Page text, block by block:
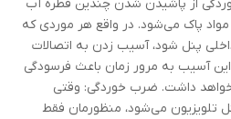
از پاشیدن شدن چندین قطره آب
مواد پاک می‌شود. در واقع هر موردی که
پنل شود، آسیب زدن به اتصالات
آسیب به مرور زمان باعث فرسودگی
خواهد داشت. ضرب خوردگی: وقتی
می‌شود، منظورمان فقط